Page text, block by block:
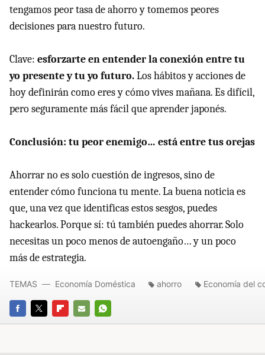
tengamos peor tasa de ahorro y tomemos peores
decisiones para nuestro futuro.
Clave: esforzarte en entender la conexión entre tu
yo presente y tu yo futuro.Los hábitos y acciones de
hoy definirán como eres y cómo vives mañana. Es difícil,
pero seguramente más fácil que aprender japonés.
Conclusión: tu peor enemigo… está entre tus orejas
Ahorrar no es solo cuestión de ingresos, sino de
entender cómo funciona tu mente. La buena noticia es
que, una vez que identificas estos sesgos, puedes
hackearlos. Porque sí: tú también puedes ahorrar. Solo
necesitas un poco menos de autoengaño… y un poco
más de estrategia.
FACEBOOK
TWITTERFLIPBOARD
E-
WHATSAPP
TEMAS Economía Doméstica ahorro Economía del